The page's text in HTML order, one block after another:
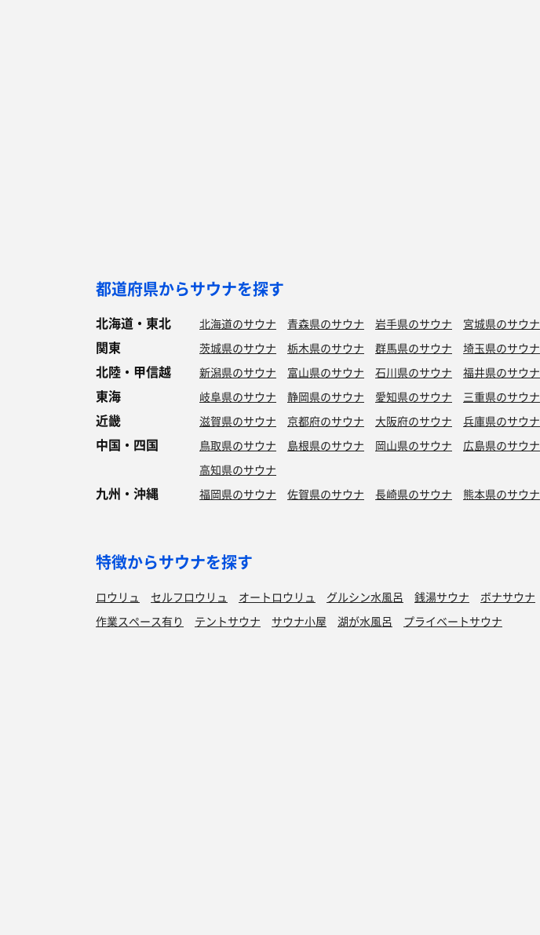
都道府県からサウナを探す
北海道・東北 北海道のサウナ 青森県のサウナ 岩手県のサウナ 宮城県のサウナ
関東 茨城県のサウナ 栃木県のサウナ 群馬県のサウナ 埼玉県のサウナ
北陸・甲信越 新潟県のサウナ 富山県のサウナ 石川県のサウナ 福井県のサウナ
東海 岐阜県のサウナ 静岡県のサウナ 愛知県のサウナ 三重県のサウナ
近畿 滋賀県のサウナ 京都府のサウナ 大阪府のサウナ 兵庫県のサウナ
中国・四国 鳥取県のサウナ 島根県のサウナ 岡山県のサウナ 広島県のサウナ
高知県のサウナ
九州・沖縄 福岡県のサウナ 佐賀県のサウナ 長崎県のサウナ 熊本県のサウナ
特徴からサウナを探す
ロウリュ セルフロウリュ オートロウリュ グルシン水風呂 銭湯サウナ ボナサウナ
作業スペース有り
テントサウナ サウナ小屋 湖が水風呂 プライベートサウナ